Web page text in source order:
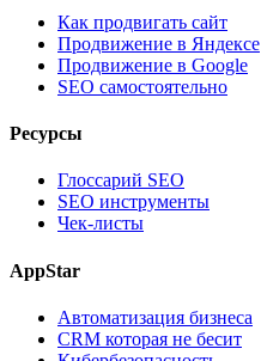
Как продвигать сайт
Продвижение в Яндексе
Продвижение в Google
SEO самостоятельно
Ресурсы
Глоссарий SEO
SEO инструменты
Чек-листы
AppStar
Автоматизация бизнеса
CRM которая не бесит